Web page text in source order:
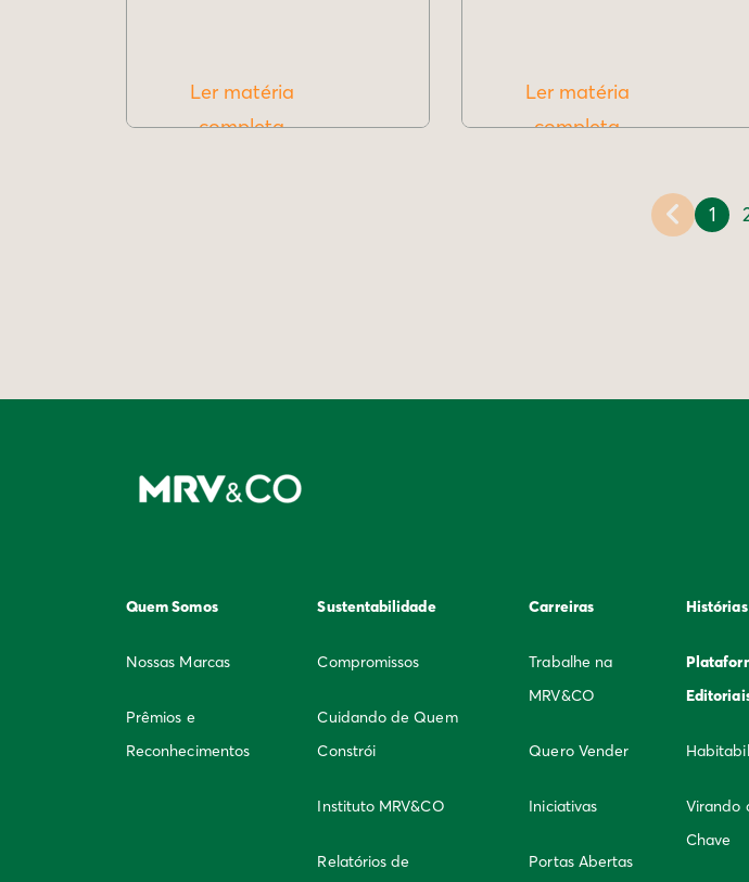
Ler matéria
completa
Ler matéria
completa
1
Quem Somos
Nossas Marcas
Prêmios e
Reconhecimentos
Sustentabilidade
Compromissos
Cuidando de Quem
Constrói
Instituto MRV&CO
Relatórios de
Carreiras
Trabalhe na
MRV&CO
Quero Vender
Iniciativas
Portas Abertas
Histórias
Virando
Chave